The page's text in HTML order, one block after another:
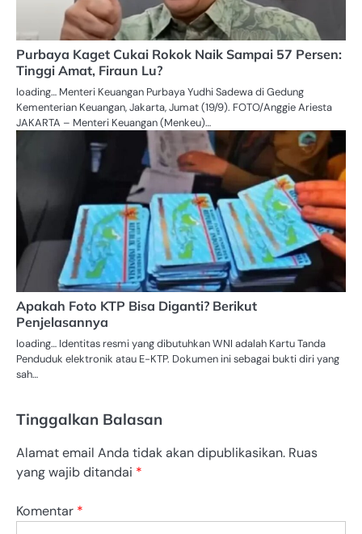
Purbaya Kaget Cukai Rokok Naik Sampai 57 Persen:
Tinggi Amat, Firaun Lu?
loading… Menteri Keuangan Purbaya Yudhi Sadewa di Gedung
Kementerian Keuangan, Jakarta, Jumat (19/9). FOTO/Anggie Ariesta
JAKARTA – Menteri Keuangan (Menkeu)…
Apakah Foto KTP Bisa Diganti? Berikut
Penjelasannya
loading… Identitas resmi yang dibutuhkan WNI adalah Kartu Tanda
Penduduk elektronik atau E-KTP. Dokumen ini sebagai bukti diri yang
sah…
Tinggalkan Balasan
Alamat email Anda tidak akan dipublikasikan. Ruas
yang wajib ditandai *
Komentar *